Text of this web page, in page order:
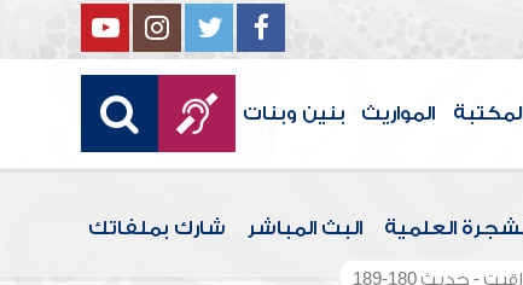
المواريث بنين وبنات
العلمية البث المباشر شارك بملفاتك
- حديث 180-189